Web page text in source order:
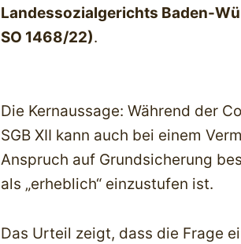
Landessozialgerichts Baden-
SO 1468/22).
Die Kernaussage: Während der
SGB XII kann auch bei einem
Anspruch auf Grundsicherung
als „erheblich“ einzustufen ist.
Das Urteil zeigt, dass die Frage